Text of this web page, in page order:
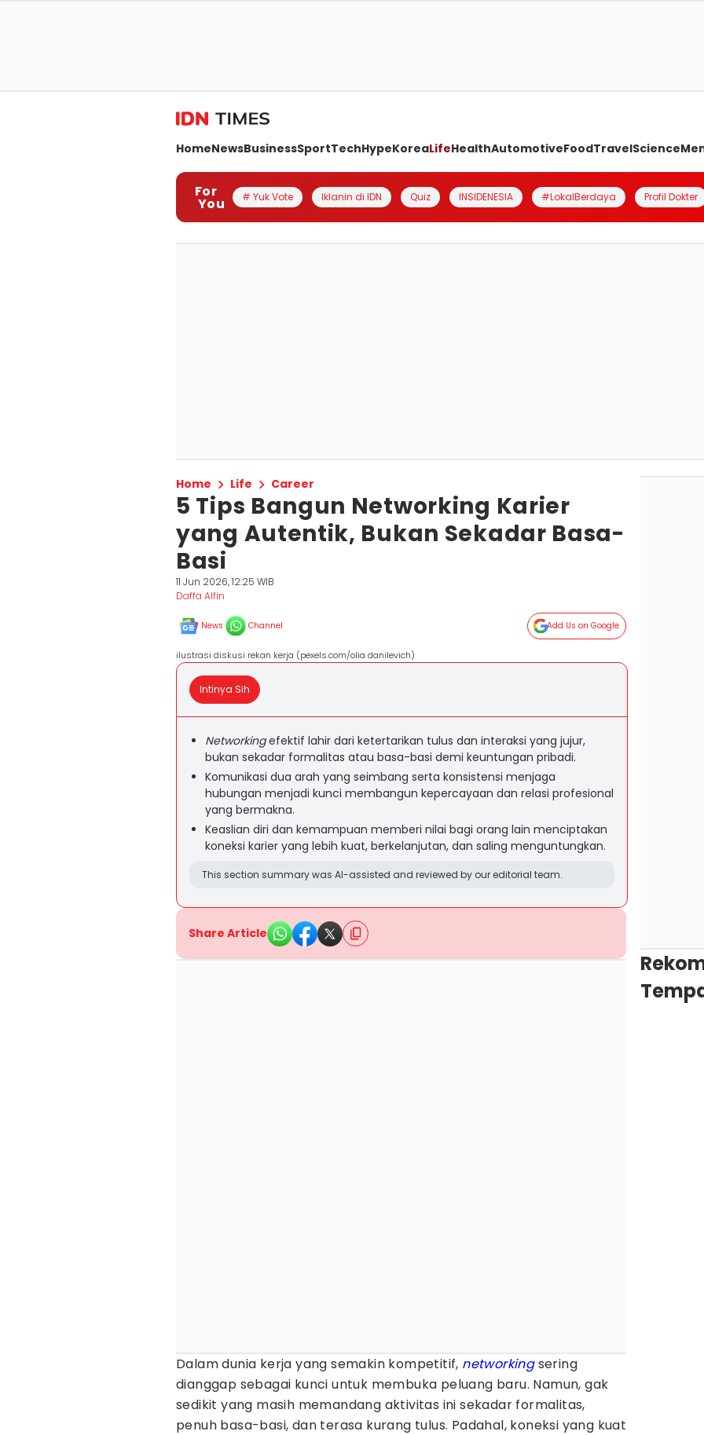
HomeNewsBusinessSportTechHypeKoreaLifeHealthAutomotiveFoodTravelScience
For
You # Yuk Vote Iklanin di IDN Quiz INSIDENESIA #LokalBerdaya Profil Dokter
Home Life Career
5 Tips Bangun Networking Karier
yang Autentik, Bukan Sekadar Basa-
Basi
11 Jun 2026, 12:25 WIB
Daffa Alfin
News Channel Add Us on Google
ilustrasi diskusi rekan kerja (pexels.com/olia danilevich)
Intinya Sih
Networkingefektif lahir dari ketertarikan tulus dan interaksi yang jujur,
bukan sekadar formalitas atau basa-basi demi keuntungan pribadi.
Komunikasi dua arah yang seimbang serta konsistensi menjaga
hubungan menjadi kunci membangun kepercayaan dan relasi profesional
yang bermakna.
Keaslian diri dan kemampuan memberi nilai bagi orang lain menciptakan
koneksi karier yang lebih kuat, berkelanjutan, dan saling menguntungkan.
This section summary was AI-assisted and reviewed by our editorial team.
Share Article
Dalam dunia kerja yang semakin kompetitif, networkingsering
dianggap sebagai kunci untuk membuka peluang baru. Namun, gak
sedikit yang masih memandang aktivitas ini sekadar formalitas,
penuh basa-basi, dan terasa kurang tulus. Padahal, koneksi yang kuat